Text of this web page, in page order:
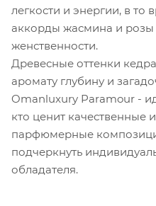
легкости и энергии, в то
аккорды жасмина и
женственности.
Древесные оттенки
аромату глубину и
Omanluxury Paramour -
кто ценит качественные
парфюмерные
подчеркнуть
обладателя.